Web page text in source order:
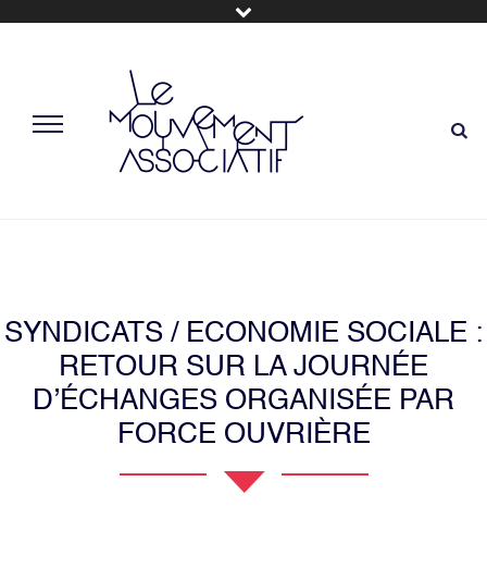
SYNDICATS / ECONOMIE SOCIALE :
RETOUR SUR LA JOURNÉE
D’ÉCHANGES ORGANISÉE PAR
FORCE OUVRIÈRE